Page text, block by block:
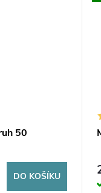
50
DO KOŠÍKU